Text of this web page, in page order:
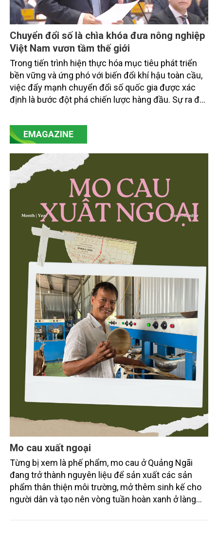
Chuyển đổi số là chìa khóa đưa nông nghiệp
Việt Nam vươn tầm thế giới
Trong tiến trình hiện thực hóa mục tiêu phát triển
bền vững và ứng phó với biến đổi khí hậu toàn cầu,
việc đẩy mạnh chuyển đổi số quốc gia được xác
định là bước đột phá chiến lược hàng đầu. Sự ra đời
mạnh mẽ, thúc đẩy quá trình cải cách toàn diện,
minh bạch hóa chuỗi cung ứng và nâng cao hiệu
then chốt là nông nghiệp và môi trường.
EMAGAZINE
Mo cau xuất ngoại
Từng bị xem là phế phẩm, mo cau ở Quảng Ngãi
đang trở thành nguyên liệu để sản xuất các sản
phẩm thân thiện môi trường, mở thêm sinh kế cho
người dân và tạo nên vòng tuần hoàn xanh ở làng
chén, dĩa... từ mo cau đã được thị trường trong nước